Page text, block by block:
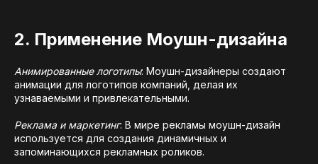
2. Применение Моушн-дизайна
Анимированные логотипы: Моушн-дизайнеры создают
анимации для логотипов компаний, делая их
узнаваемыми и привлекательными.
Реклама и маркетинг: В мире рекламы моушн-дизайн
используется для создания динамичных и
запоминающихся рекламных роликов.